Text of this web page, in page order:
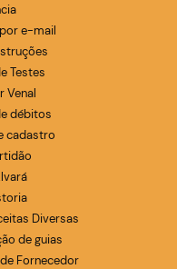
e-mail
Testes
Venal
débitos
cadastro
Diversas
de guias
Fornecedor